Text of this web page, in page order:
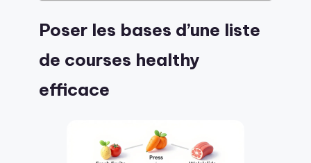
Poser les bases d’une liste
de courses healthy
efficace